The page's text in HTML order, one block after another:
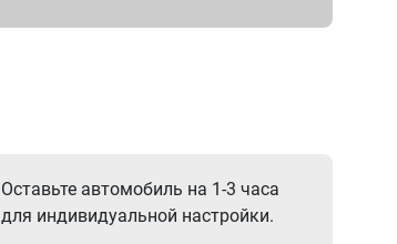
Оставьте автомобиль на 1-3 часа
для индивидуальной настройки.